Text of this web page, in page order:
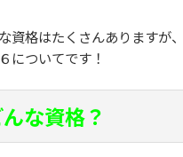
資格はたくさんありますが
についてです！
な資格？